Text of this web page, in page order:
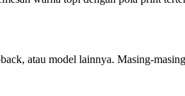
atau model lainnya. Masing-